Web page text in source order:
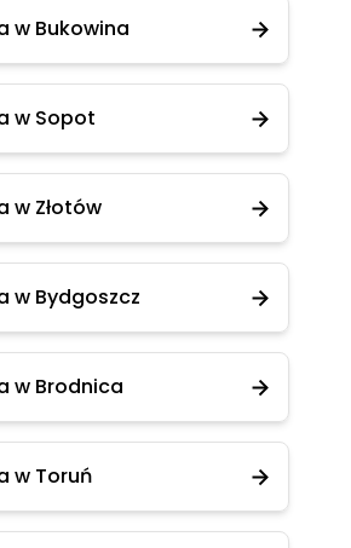
w Bukowina
w Sopot
w Złotów
w Bydgoszcz
w Brodnica
w Toruń